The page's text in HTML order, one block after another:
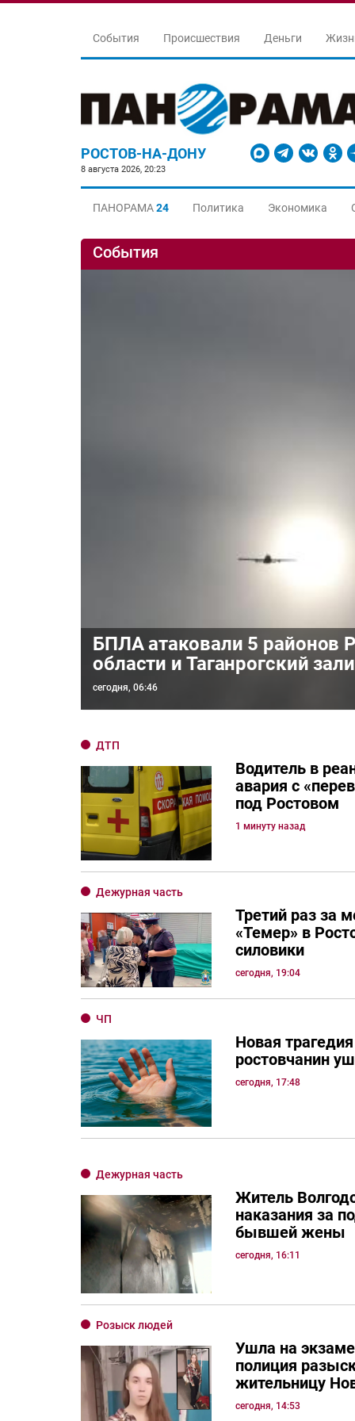
События Происшествия Деньги
РОСТОВ-НА-ДОНУ
8 августа 2026, 20:23
ПАНОРАМА24 Политика Экономика
События
БПЛА атаковали 5 районов
области и Таганрогский
сегодня, 06:46
ДТП
Водитель в
авария с
под Ростовом
1 минуту назад
Дежурная часть
Третий раз за
«Темер» в
силовики
сегодня, 19:04
ЧП
Новая
ростовчанин
сегодня, 17:48
Дежурная часть
Житель
наказания за
бывшей жены
сегодня, 16:11
Розыск людей
Ушла на
полиция
жительницу
сегодня, 14:53